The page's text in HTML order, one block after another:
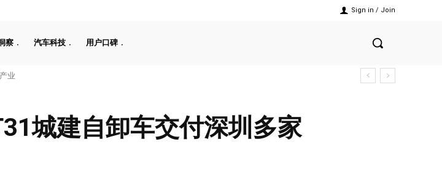
Sign in / Join
察 汽车科技 用户口碑
业
城建自卸车交付深圳多家